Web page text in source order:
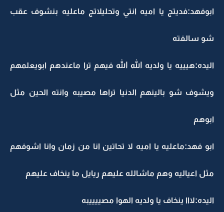
ابوفهد:فديتج يا اميه انتي وتحليلاتج ماعليه بنشوف عقب
شو سالفته
اليده:هيييه يا ولديه الله الله فيهم ترا ماعندهم ابويعلمهم
ويشوف شو بالينهم الدنيا تراها مصيبه وانته الحين مثل
ابوهم
ابو فهد:ماعليه يا اميه لا تحاتين انا من زمان وانا اشوفهم
مثل اعياليه وهم ماشالله عليهم ريايل ما ينخاف عليهم
اليده:لااا ينخاف يا ولديه الهوا مصييييبه